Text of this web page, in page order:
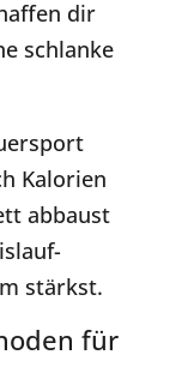
dir
schlanke
Kalorien
abbaust
stärkst.
für